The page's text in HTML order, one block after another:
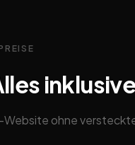
ohne